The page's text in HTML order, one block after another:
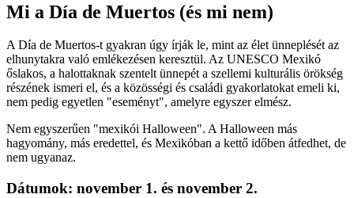
Mi a Día de Muertos (és mi nem)
A Día de Muertos-t gyakran úgy írják le, mint az élet ünneplését az
elhunytakra való emlékezésen keresztül. Az UNESCO Mexikó
őslakos, a halottaknak szentelt ünnepét a szellemi kulturális örökség
részének ismeri el, és a közösségi és családi gyakorlatokat emeli ki,
nem pedig egyetlen "eseményt", amelyre egyszer elmész.
Nem egyszerűen "mexikói Halloween". A Halloween más
hagyomány, más eredettel, és Mexikóban a kettő időben átfedhet, de
nem ugyanaz.
Dátumok: november 1. és november 2.